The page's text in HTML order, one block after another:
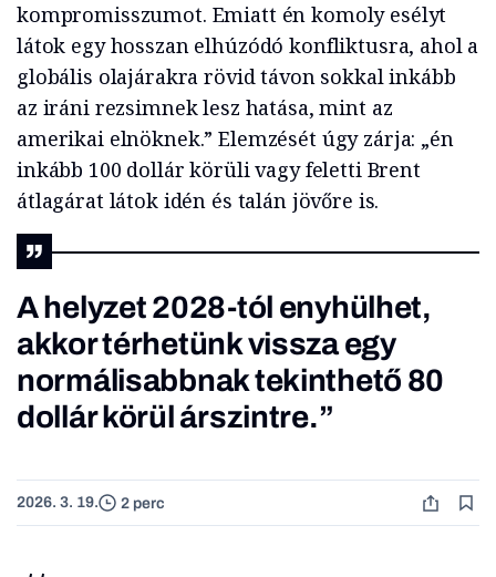
kompromisszumot. Emiatt én komoly esélyt
látok egy hosszan elhúzódó konfliktusra, ahol a
globális olajárakra rövid távon sokkal inkább
az iráni rezsimnek lesz hatása, mint az
amerikai elnöknek.” Elemzését úgy zárja: „én
inkább 100 dollár körüli vagy feletti Brent
átlagárat látok idén és talán jövőre is.
A helyzet 2028-tól enyhülhet,
akkor térhetünk vissza egy
normálisabbnak tekinthető 80
dollár körül árszintre.”
2026. 3. 19. 2 perc